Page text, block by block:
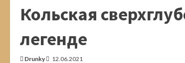
Кольская
легенде
Drunky 12.06.2021